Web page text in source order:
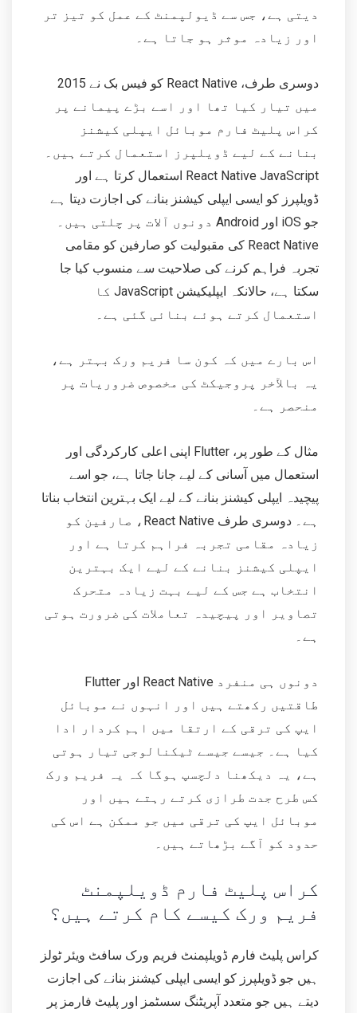
دیتی ہے، جس سے ڈیولپمنٹ کے عمل کو تیز تر
اور زیادہ موثر ہو جاتا ہے۔
دوسری طرف، React Native کو فیس بک نے 2015
میں تیار کیا تھا اور اسے بڑے پیمانے پر
کراس پلیٹ فارم موبائل ایپلی کیشنز
بنانے کے لیے ڈویلپرز استعمال کرتے ہیں۔
React Native JavaScript استعمال کرتا ہے اور
ڈویلپرز کو ایسی ایپلی کیشنز بنانے کی اجازت دیتا ہے
جو iOS اور Android دونوں آلات پر چلتی ہیں۔
React Native کی مقبولیت کو صارفین کو مقامی
تجربہ فراہم کرنے کی صلاحیت سے منسوب کیا جا
سکتا ہے، حالانکہ ایپلیکیشن JavaScript کا
استعمال کرتے ہوئے بنائی گئی ہے۔
اس بارے میں کہ کون سا فریم ورک بہتر ہے،
یہ بالآخر پروجیکٹ کی مخصوص ضروریات پر
منحصر ہے۔
مثال کے طور پر، Flutter اپنی اعلی کارکردگی اور
استعمال میں آسانی کے لیے جانا جاتا ہے، جو اسے
پیچیدہ ایپلی کیشنز بنانے کے لیے ایک بہترین انتخاب بناتا
ہے۔ دوسری طرف React Native، صارفین کو
زیادہ مقامی تجربہ فراہم کرتا ہے اور
ایپلی کیشنز بنانے کے لیے ایک بہترین
انتخاب ہے جس کے لیے بہت زیادہ متحرک
تصاویر اور پیچیدہ تعاملات کی ضرورت ہوتی
ہے۔
Flutter اور React Native دونوں ہی منفرد
طاقتیں رکھتے ہیں اور انہوں نے موبائل
ایپ کی ترقی کے ارتقا میں اہم کردار ادا
کیا ہے۔ جیسے جیسے ٹیکنالوجی تیار ہوتی
ہے، یہ دیکھنا دلچسپ ہوگا کہ یہ فریم ورک
کس طرح جدت طرازی کرتے رہتے ہیں اور
موبائل ایپ کی ترقی میں جو ممکن ہے اس کی
حدود کو آگے بڑھاتے ہیں۔
کراس پلیٹ فارم ڈویلپمنٹ
فریم ورک کیسے کام کرتے ہیں؟
کراس پلیٹ فارم ڈویلپمنٹ فریم ورک سافٹ ویئر ٹولز
ہیں جو ڈویلپرز کو ایسی ایپلی کیشنز بنانے کی اجازت
دیتے ہیں جو متعدد آپریٹنگ سسٹمز اور پلیٹ فارمز پر